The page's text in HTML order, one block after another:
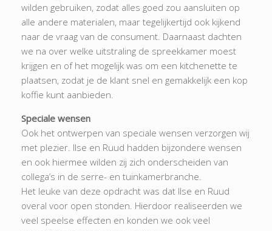
wilden gebruiken, zodat alles goed zou aansluiten op
alle andere materialen, maar tegelijkertijd ook kijkend
naar de vraag van de consument. Daarnaast dachten
we na over welke uitstraling de spreekkamer moest
krijgen en of het mogelijk was om een kitchenette te
plaatsen, zodat je de klant snel en gemakkelijk een kop
koffie kunt aanbieden.
Speciale wensen
Ook het ontwerpen van speciale wensen verzorgen wij
met plezier. Ilse en Ruud hadden bijzondere wensen
en ook hiermee wilden zij zich onderscheiden van
collega’s in de serre- en tuinkamerbranche.
Het leuke van deze opdracht was dat Ilse en Ruud
overal voor open stonden. Hierdoor realiseerden we
veel speelse effecten en konden we ook veel